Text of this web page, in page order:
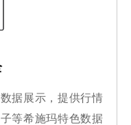
据展示，提供行情
等希施玛特色数据